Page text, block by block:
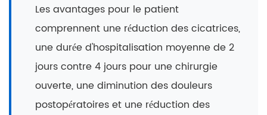
Les avantages pour le patient
comprennent une réduction des cicatrices,
une durée d'hospitalisation moyenne de 2
jours contre 4 jours pour une chirurgie
ouverte, une diminution des douleurs
postopératoires et une réduction des